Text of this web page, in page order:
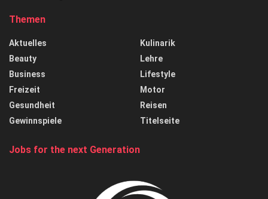
Themen
Aktuelles
Beauty
Business
Freizeit
Gesundheit
Gewinnspiele
Kulinarik
Lehre
Lifestyle
Motor
Reisen
Titelseite
Jobs for the next Generation